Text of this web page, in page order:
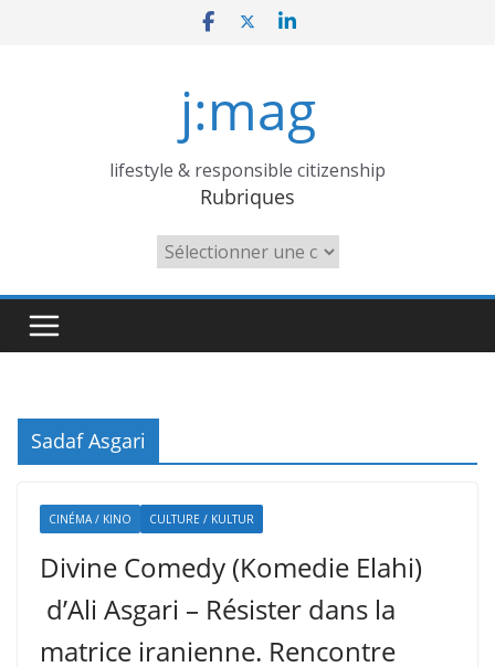
j:mag
lifestyle & responsible citizenship
Rubriques
Rubriques
Sadaf Asgari
CINÉMA / KINO CULTURE / KULTUR
Divine Comedy (Komedie Elahi)
d’Ali Asgari – Résister dans la
matrice iranienne. Rencontre